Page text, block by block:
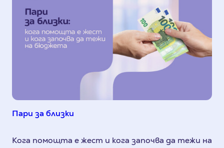
Пари за близки
Кога помощта е жест и кога започва да тежи на